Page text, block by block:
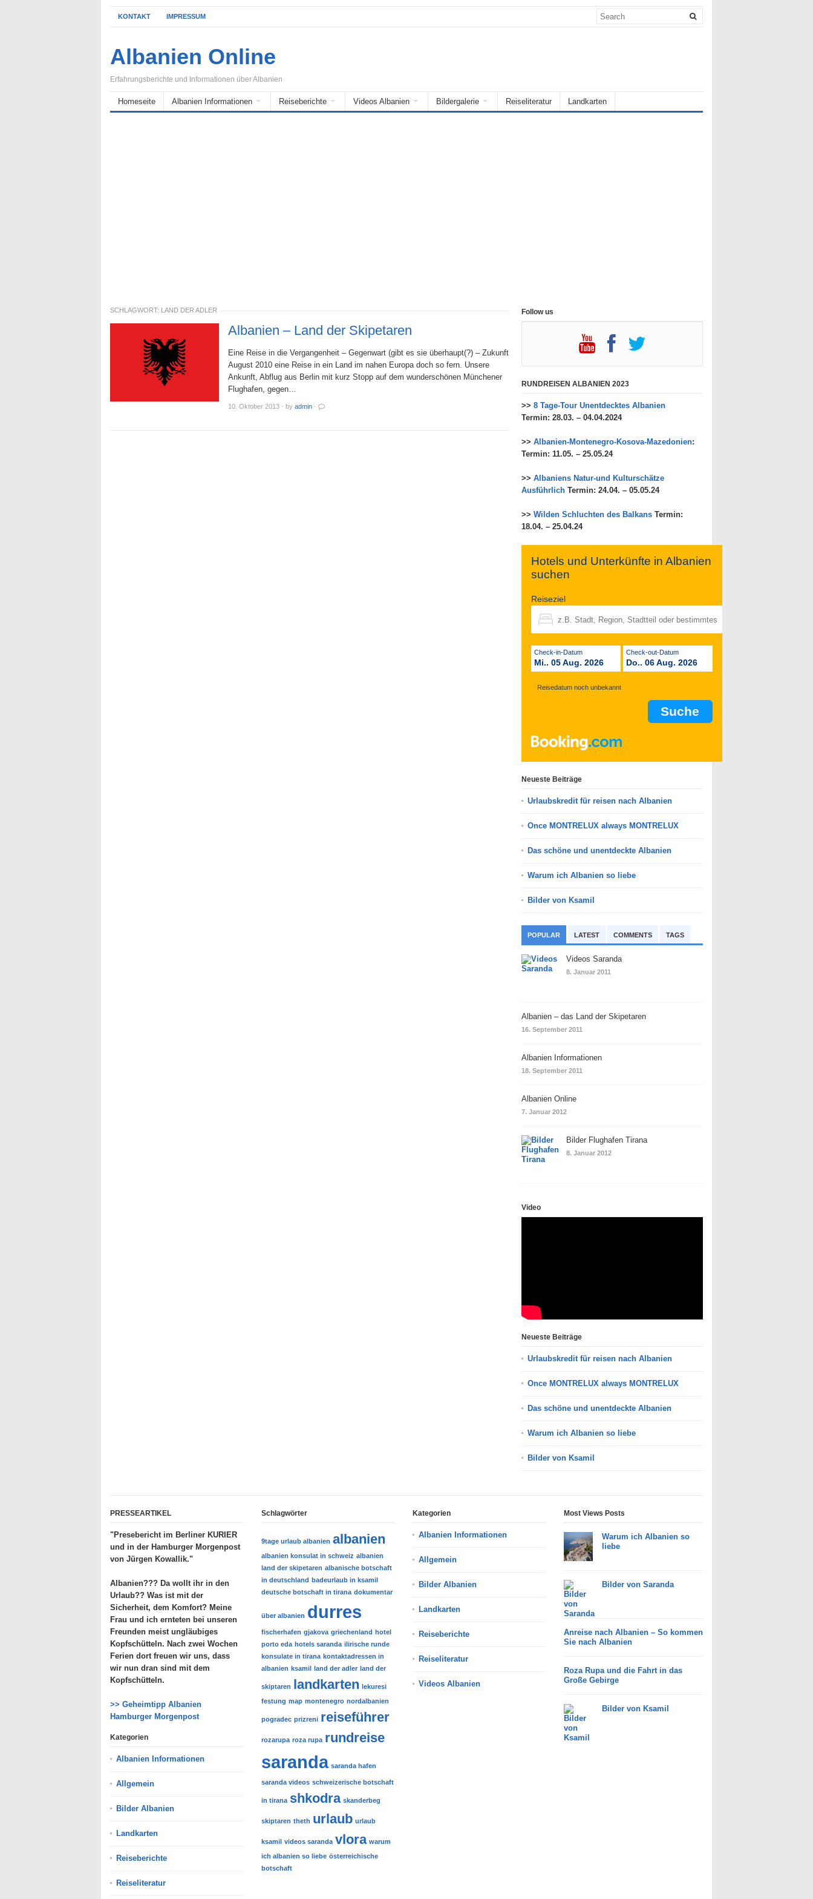
KONTAKT IMPRESSUM
Albanien Online
Erfahrungsberichte und Informationen über Albanien
Homeseite Albanien Informationen Reiseberichte Videos Albanien Bildergalerie Reiseliteratur Landkarten
SCHLAGWORT: LAND DER ADLER
Albanien – Land der Skipetaren
Eine Reise in die Vergangenheit – Gegenwart (gibt es sie überhaupt(?) – Zukunft
August 2010 eine Reise in ein Land im nahen Europa doch so fern. Unsere
Ankunft, Abflug aus Berlin mit kurz Stopp auf dem wunderschönen Münchener
Flughafen, gegen…
10. Oktober 2013 · by admin ·
Follow us
RUNDREISEN ALBANIEN 2023
>> 8 Tage-Tour Unentdecktes Albanien
Termin: 28.03. – 04.04.2024
>> Albanien-Montenegro-Kosova-Mazedonien:
Termin: 11.05. – 25.05.24
>> Albaniens Natur-und Kulturschätze
Ausführlich Termin: 24.04. – 05.05.24
>> Wilden Schluchten des Balkans Termin:
18.04. – 25.04.24
Hotels und Unterkünfte in Albanien
suchen
Reiseziel
Check-in-Datum
Mi.. 05 Aug. 2026
Check-out-Datum
Do.. 06 Aug. 2026
Reisedatum noch unbekannt
Neueste Beiträge
Urlaubskredit für reisen nach Albanien
Once MONTRELUX always MONTRELUX
Das schöne und unentdeckte Albanien
Warum ich Albanien so liebe
Bilder von Ksamil
POPULAR LATEST COMMENTS TAGS
Videos Saranda
8. Januar 2011
Albanien – das Land der Skipetaren
16. September 2011
Albanien Informationen
18. September 2011
Albanien Online
7. Januar 2012
Bilder Flughafen Tirana
8. Januar 2012
Video
Neueste Beiträge
Urlaubskredit für reisen nach Albanien
Once MONTRELUX always MONTRELUX
Das schöne und unentdeckte Albanien
Warum ich Albanien so liebe
Bilder von Ksamil
PRESSEARTIKEL
"Presebericht im Berliner KURIER
und in der Hamburger Morgenpost
von Jürgen Kowallik."
Albanien??? Da wollt ihr in den
Urlaub?? Was ist mit der
Sicherheit, dem Komfort? Meine
Frau und ich ernteten bei unseren
Freunden meist ungläubiges
Kopfschütteln. Nach zwei Wochen
Ferien dort freuen wir uns, dass
wir nun dran sind mit dem
Kopfschütteln.
>> Geheimtipp Albanien
Hamburger Morgenpost
Kategorien
Albanien Informationen
Allgemein
Bilder Albanien
Landkarten
Reiseberichte
Reiseliteratur
Schlagwörter
9tage urlaub albanien albanien
albanien konsulat in schweiz albanien
land der skipetaren albanische botschaft
in deutschland badeurlaub in ksamil
deutsche botschaft in tirana dokumentar
über albanien durres
fischerhafen gjakova griechenland hotel
porto eda hotels saranda ilirische runde
konsulate in tirana kontaktadressen in
albanien ksamil land der adler land der
skiptaren landkarten lekuresi
festung map montenegro nordalbanien
pogradec prizreni reiseführer
rozarupa roza rupa rundreise
saranda saranda hafen
saranda videos schweizerische botschaft
in tirana shkodra skanderbeg
skiptaren theth urlaub urlaub
ksamil videos saranda vlora warum
ich albanien so liebe österreichische
botschaft
Kategorien
Albanien Informationen
Allgemein
Bilder Albanien
Landkarten
Reiseberichte
Reiseliteratur
Videos Albanien
Most Views Posts
Warum ich Albanien so
liebe
Bilder von Saranda
Anreise nach Albanien – So kommen
Sie nach Albanien
Roza Rupa und die Fahrt in das
Große Gebirge
Bilder von Ksamil